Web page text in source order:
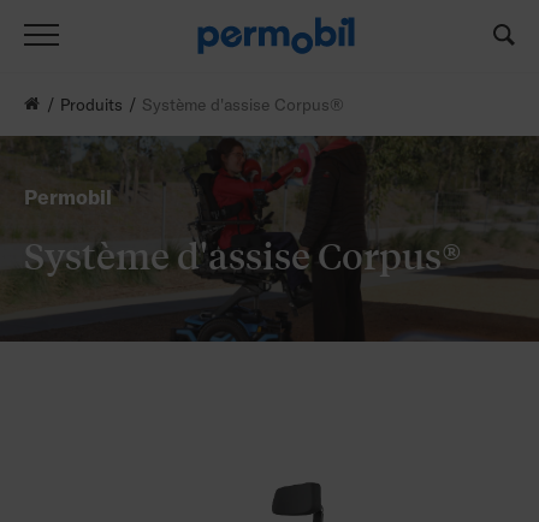
Permobil
Système d'assise Corpus®
Produits Système d'assise Corpus®